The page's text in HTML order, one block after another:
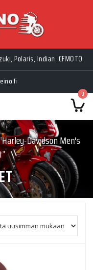
Polaris, Indian, CFMOTO
0
Davidson Men's